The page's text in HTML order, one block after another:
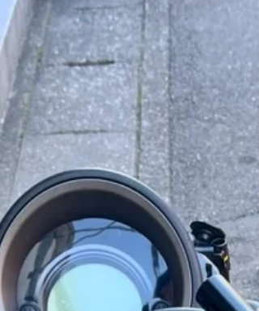
存在感抜群で、リアビューの印象がガラッと変わり
す。見た目だけでなく、取付角度やクリアランス、
気漏れのチェックまでしっかり行い、安心して乗れ
状態に仕上げました。 カスタムは「付けばOK」では
く、 安全性・耐久性・見た目のバランスがそろって
そ完成です。 アドレスV125Gは通勤・通学からカスタ
ムベースまで幅広く楽しめる一台。 ライト周りやマ
ラー交換だけでも、愛着はかなり変わってきますね
カスタムや取付作業でお悩みの方は、無理せずプロ
お任せください。 ご依頼ありがとうございました。...